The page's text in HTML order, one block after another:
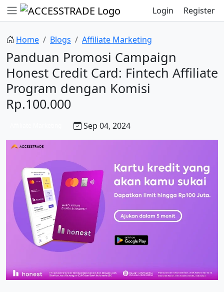
Login Register
Home Blogs Affiliate Marketing
Panduan Promosi Campaign
Honest Credit Card: Fintech Affiliate
Program dengan Komisi
Rp.100.000
Sep 04, 2024